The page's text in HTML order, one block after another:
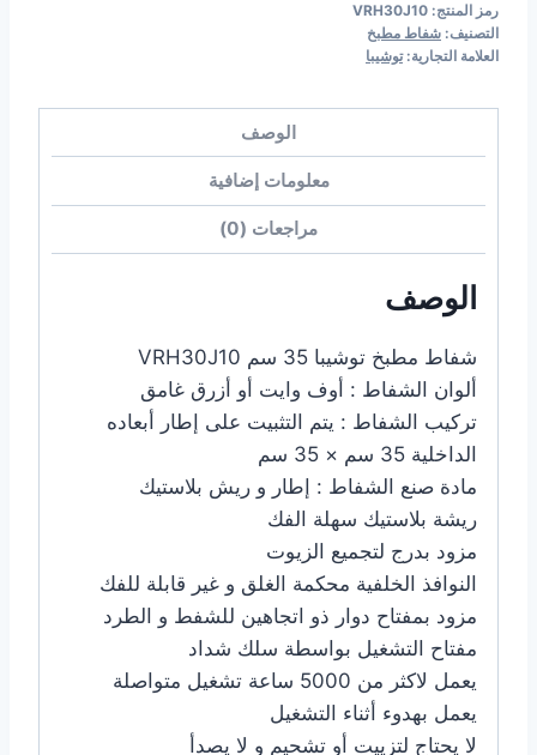
رمز المنتج: VRH30J10
التصنيف: شفاط مطبخ
العلامة التجارية:توشيبا
الوصف
معلومات إضافية
مراجعات (0)
الوصف
شفاط مطبخ توشيبا 35 سم VRH30J10
ألوان الشفاط : أوف وايت أو أزرق غامق
تركيب الشفاط : يتم التثبيت على إطار أبعاده
الداخلية 35 سم × 35 سم
مادة صنع الشفاط : إطار و ريش بلاستيك
ريشة بلاستيك سهلة الفك
مزود بدرج لتجميع الزيوت
النوافذ الخلفية محكمة الغلق و غير قابلة للفك
مزود بمفتاح دوار ذو اتجاهين للشفط و الطرد
مفتاح التشغيل بواسطة سلك شداد
يعمل لاكثر من 5000 ساعة تشغيل متواصلة
يعمل بهدوء أثناء التشغيل
لا يحتاج لتزييت أو تشحيم و لا يصدأ